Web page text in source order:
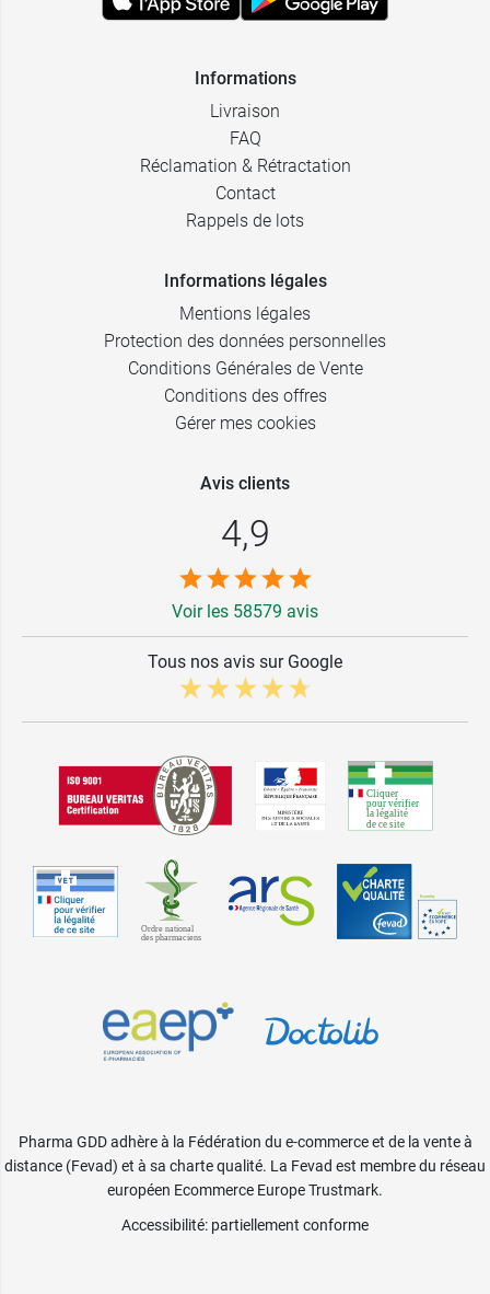
Informations
Livraison
FAQ
Réclamation & Rétractation
Contact
Rappels de lots
Informations légales
Mentions légales
Protection des données personnelles
Conditions Générales de Vente
Conditions des offres
Gérer mes cookies
Avis clients
4,9
Voir les 58579 avis
Tous nos avis sur Google
Pharma GDD adhère à la Fédération du e-commerce et de la vente à
distance (Fevad) et à sa charte qualité. La Fevad est membre du réseau
européen Ecommerce Europe Trustmark.
Accessibilité: partiellement conforme